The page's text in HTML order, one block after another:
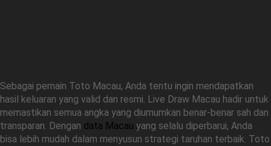
Sebagai pemain Toto Macau, Anda tentu ingin mendapatkan
hasil keluaran yang valid dan resmi. Live Draw Macau hadir untuk
memastikan semua angka yang diumumkan benar-benar sah dan
transparan. Dengan data Macau yang selalu diperbarui, Anda
bisa lebih mudah dalam menyusun strategi taruhan terbaik. Toto